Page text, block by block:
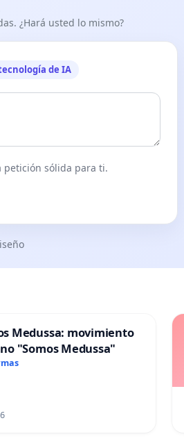
¿Hará usted lo mismo?
de IA
petición sólida para ti.
Medussa: movimiento
"Somos Medussa"